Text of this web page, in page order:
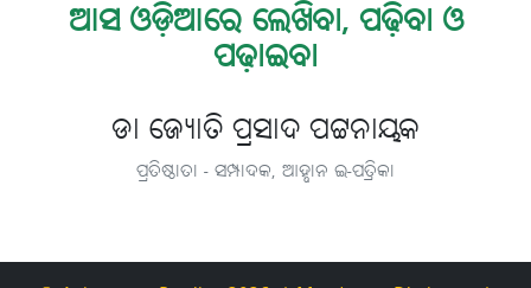
ଆସ ଓଡ଼ିଆରେ ଲେଖିବା, ପଢ଼ିବା ଓ
ପଢ଼ାଇବା
ଡା ଜ୍ୟୋତି ପ୍ରସାଦ ପଟ୍ଟନାୟକ
ପ୍ରତିଷ୍ଠାତା - ସମ୍ପାଦକ, ଆହ୍ବାନ ଇ-ପତ୍ରିକା